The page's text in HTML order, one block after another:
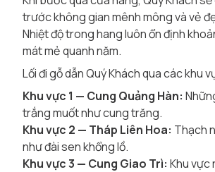
trước không gian mênh mông và vẻ
Nhiệt độ trong hang luôn ổn định
mát mẻ quanh năm.
Lối đi gỗ dẫn Quý Khách qua các khu
Khu vực 1 — Cung Quảng Hàn:
trắng muốt như cung trăng.
Khu vực 2 — Tháp Liên Hoa: Thạch
như đài sen khổng lồ.
Khu vực 3 — Cung Giao Trì: Khu vực